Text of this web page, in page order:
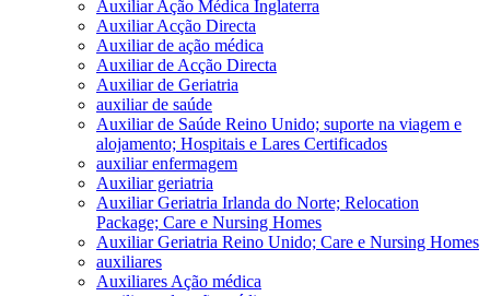
Auxiliar Ação Médica Inglaterra
Auxiliar Acção Directa
Auxiliar de ação médica
Auxiliar de Acção Directa
Auxiliar de Geriatria
auxiliar de saúde
Auxiliar de Saúde Reino Unido; suporte na viagem e
alojamento; Hospitais e Lares Certificados
auxiliar enfermagem
Auxiliar geriatria
Auxiliar Geriatria Irlanda do Norte; Relocation
Package; Care e Nursing Homes
Auxiliar Geriatria Reino Unido; Care e Nursing Homes
auxiliares
Auxiliares Ação médica